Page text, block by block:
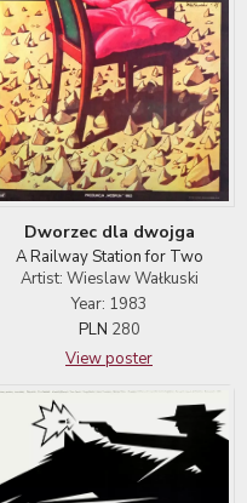
Dworzec dla dwojga
A Railway Station for Two
Artist: Wieslaw Wałkuski
Year: 1983
PLN 280
View poster